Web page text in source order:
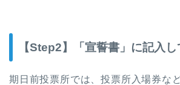
【Step2】「宣誓書」に記入し
期日前投票所では、投票所入場券な